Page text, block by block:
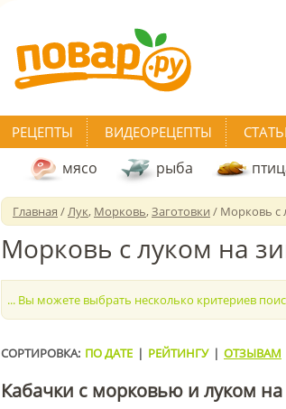
РЕЦЕПТЫ ВИДЕОРЕЦЕПТЫ
мясо рыба
Главная /Лук, Морковь,Заготовки / Морковь с
Морковь с луком на
... Вы можете выбрать несколько критериев
СОРТИРОВКА: ПО ДАТЕ | РЕЙТИНГУ | ОТЗЫВАМ
Кабачки с морковью и луком